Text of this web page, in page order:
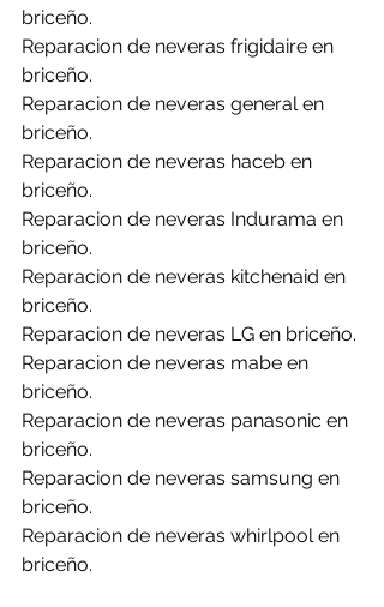
briceño.
Reparacion de neveras frigidaire en
briceño.
Reparacion de neveras general en
briceño.
Reparacion de neveras haceb en
briceño.
Reparacion de neveras Indurama en
briceño.
Reparacion de neveras kitchenaid en
briceño.
Reparacion de neveras LG en briceño.
Reparacion de neveras mabe en
briceño.
Reparacion de neveras panasonic en
briceño.
Reparacion de neveras samsung en
briceño.
Reparacion de neveras whirlpool en
briceño.